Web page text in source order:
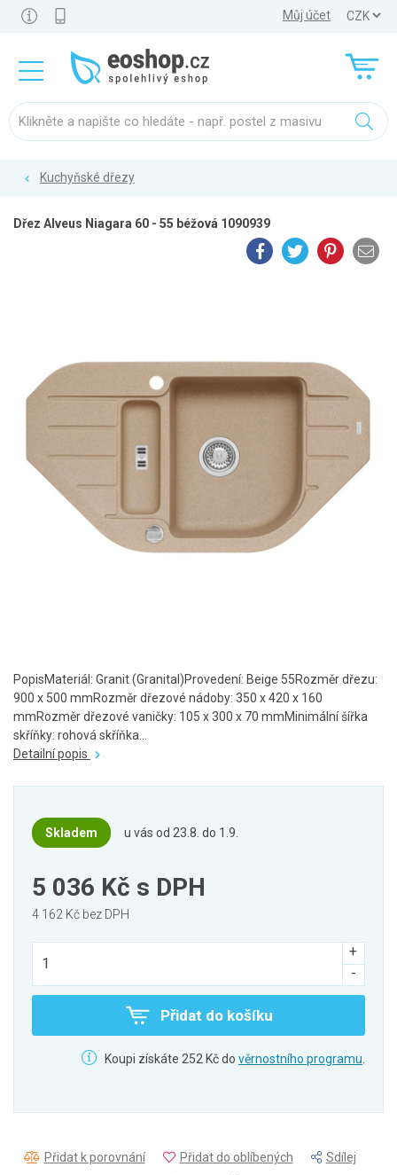
Můj účet
Kuchyňské dřezy
Dřez Alveus Niagara 60 - 55 béžová 1090939
PopisMateriál: Granit (Granital)Provedení: Beige 55Rozměr dřezu:
900 x 500 mmRozměr dřezové nádoby: 350 x 420 x 160
mmRozměr dřezové vaničky: 105 x 300 x 70 mmMinimální šířka
skříňky: rohová skříňka...
Detailní popis
Skladem u vás od 23.8. do 1.9.
5 036 Kč s DPH
4 162 Kč bez DPH
Přidat do košíku
Koupi získáte 252 Kč do věrnostního programu
Přidat k porovnání Přidat do oblíbených
Sdílej